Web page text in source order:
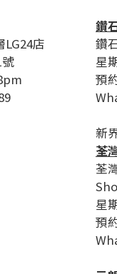
店
鑽
鑽
星
預
新
荃
荃
星
預